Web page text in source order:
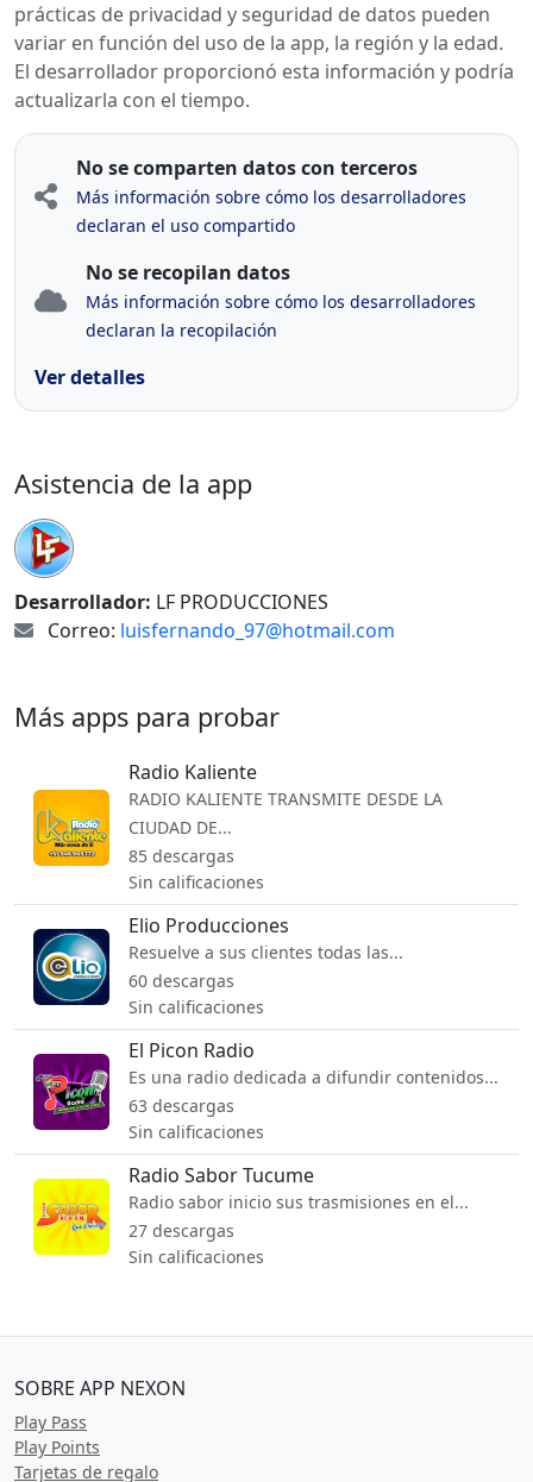
prácticas de privacidad y seguridad de datos pueden
variar en función del uso de la app, la región y la edad.
El desarrollador proporcionó esta información y podría
actualizarla con el tiempo.
No se comparten datos con terceros
Más información sobre cómo los desarrolladores
declaran el uso compartido
No se recopilan datos
Más información sobre cómo los desarrolladores
declaran la recopilación
Ver detalles
Asistencia de la app
Desarrollador: LF PRODUCCIONES
Correo: luisfernando_97@hotmail.com
Más apps para probar
Radio Kaliente
RADIO KALIENTE TRANSMITE DESDE LA
CIUDAD DE...
85 descargas
Sin calificaciones
Elio Producciones
Resuelve a sus clientes todas las...
60 descargas
Sin calificaciones
El Picon Radio
Es una radio dedicada a difundir contenidos...
63 descargas
Sin calificaciones
Radio Sabor Tucume
Radio sabor inicio sus trasmisiones en el...
27 descargas
Sin calificaciones
SOBRE APP NEXON
Play Pass
Play Points
Tarjetas de regalo